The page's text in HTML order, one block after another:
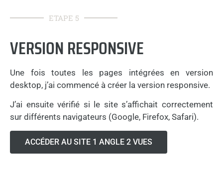
ETAPE 5
VERSION RESPONSIVE
Une fois toutes les pages intégrées en version
desktop, j’ai commencé à créer la version responsive.
J’ai ensuite vérifié si le site s’affichait correctement
sur différents navigateurs (Google, Firefox, Safari).
ACCÉDER AU SITE 1 ANGLE 2 VUES